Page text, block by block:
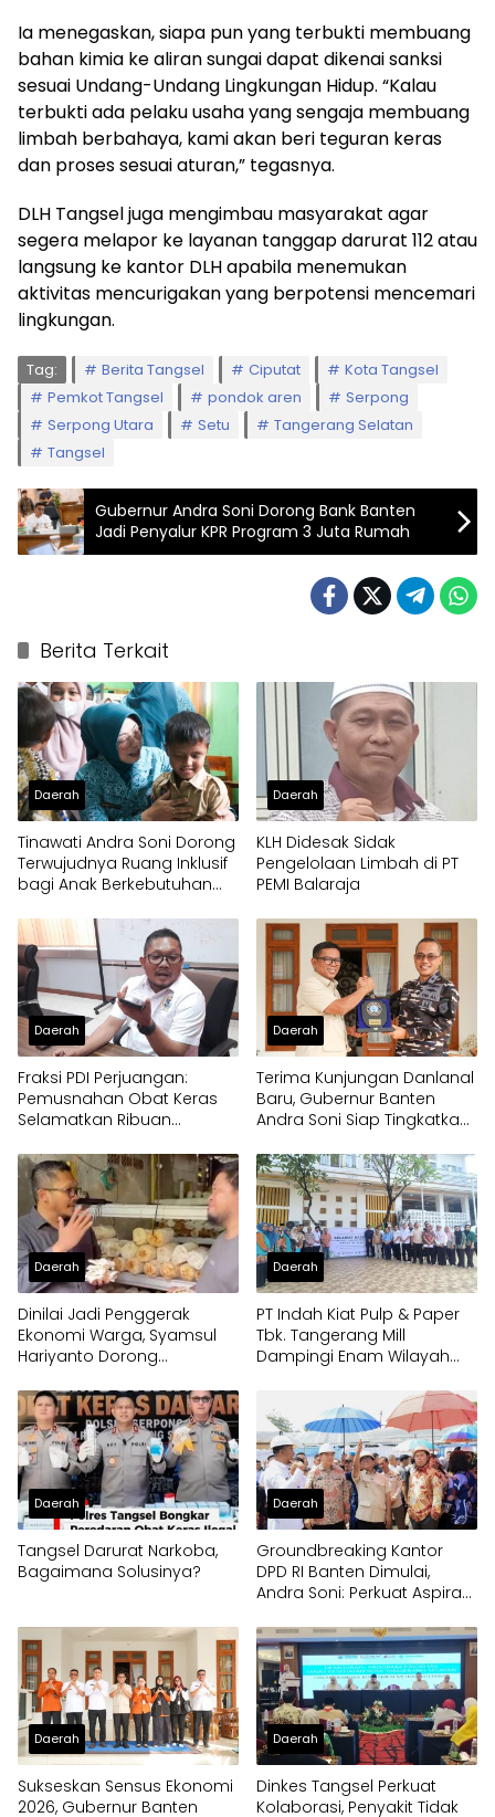
Ia menegaskan, siapa pun yang terbukti membuang
bahan kimia ke aliran sungai dapat dikenai sanksi
sesuai Undang-Undang Lingkungan Hidup. “Kalau
terbukti ada pelaku usaha yang sengaja membuang
limbah berbahaya, kami akan beri teguran keras
dan proses sesuai aturan,” tegasnya.
DLH Tangsel juga mengimbau masyarakat agar
segera melapor ke layanan tanggap darurat 112 atau
langsung ke kantor DLH apabila menemukan
aktivitas mencurigakan yang berpotensi mencemari
lingkungan.
Tag: Berita Tangsel Ciputat
Kota Tangsel
Pemkot Tangsel
pondok aren
Serpong
Serpong Utara
Setu
Tangerang Selatan
Tangsel
Gubernur Andra Soni Dorong Bank Banten
Jadi Penyalur KPR Program 3 Juta Rumah
Berita Terkait
Daerah
Tinawati Andra Soni Dorong
Terwujudnya Ruang Inklusif
bagi Anak Berkebutuhan
Daerah
KLH Didesak Sidak
Pengelolaan Limbah di PT
PEMI Balaraja
Daerah
Fraksi PDI Perjuangan:
Pemusnahan Obat Keras
Selamatkan Ribuan
Daerah
Terima Kunjungan Danlanal
Baru, Gubernur Banten
Andra Soni Siap Tingkatkan
Daerah
Dinilai Jadi Penggerak
Ekonomi Warga, Syamsul
Hariyanto Dorong
Jamur Crispy di Serpong
Daerah
PT Indah Kiat Pulp & Paper
Tbk. Tangerang Mill
Dampingi Enam Wilayah
Daerah
Tangsel Darurat Narkoba,
Bagaimana Solusinya?
Daerah
Groundbreaking Kantor
DPD RI Banten Dimulai,
Andra Soni: Perkuat Aspirasi
Daerah
Sukseskan Sensus Ekonomi
2026, Gubernur Banten
Daerah
Dinkes Tangsel Perkuat
Kolaborasi, Penyakit Tidak